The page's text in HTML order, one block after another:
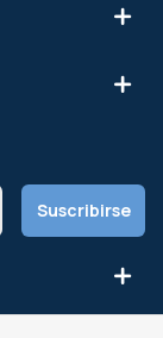
Suscribirse